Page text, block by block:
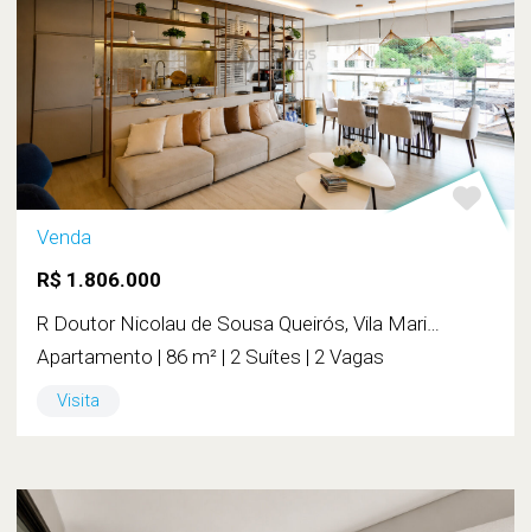
Venda
R$ 1.806.000
R Doutor Nicolau de Sousa Queirós, Vila Mariana
Apartamento | 86 m² | 2 Suítes | 2 Vagas
Visita